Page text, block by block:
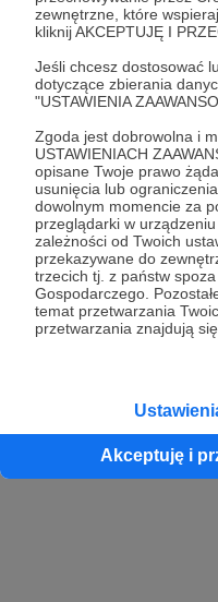
zewnętrzne, które
kliknij AKCEPTUJĘ I
Jeśli chcesz dostosować
dotyczące zbierania
"USTAWIENIA
Zgoda jest dobrowolna i
USTAWIENIACH
opisane Twoje prawo
usunięcia lub
dowolnym momencie za
przeglądarki w
zależności od Twoich
przekazywane do
trzecich tj. z państw
Gospodarczego.
temat przetwarzania
przetwarzania znajdują
Akceptuję i
konta przez osobę